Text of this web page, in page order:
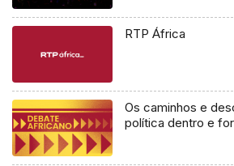
RTP África
Os caminhos e
política dentro e